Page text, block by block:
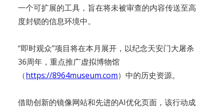
一个可扩展的工具，旨在将未被审查的内容传送至高
度封锁的信息环境中。
“即时观众”项目将在本月展开，以纪念天安门大屠杀
36周年，重点推广虚拟博物馆
（https://8964museum.com）中的历史资源。
借助创新的镜像网站和先进的AI优化页面，该行动成